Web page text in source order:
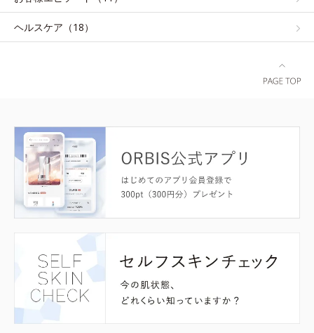
ヘルスケア（18）